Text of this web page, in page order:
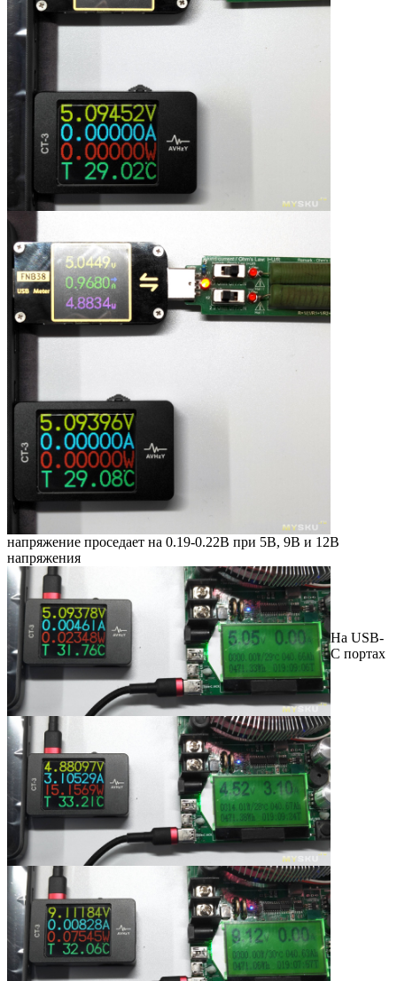
напряжение проседает на 0.19-0.22В при 5В, 9В и 12В
напряжения
На USB-
C портах